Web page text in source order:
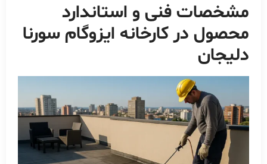
مشخصات فنی و استاندارد
محصول در کارخانه ایزوگام سورنا
دلیجان